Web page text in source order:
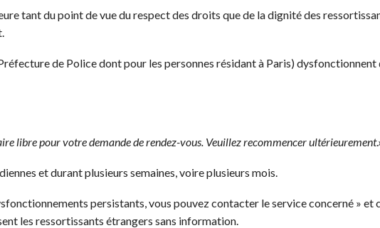
tant du point de vue du respect des droits que de la dignité des
de Police dont pour les personnes résidant à Paris)
libre pour votre demande de rendez-vous. Veuillez recommencer ultérieurement
et durant plusieurs semaines, voire plusieurs mois.
persistants, vous pouvez contacter le service concerné » et
les ressortissants étrangers sans information.